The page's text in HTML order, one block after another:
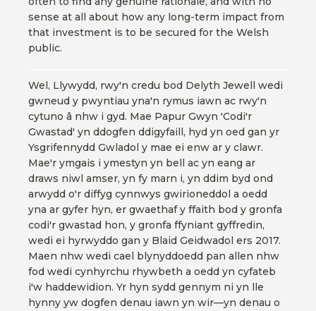
sense at all about how any long-term impact from
that investment is to be secured for the Welsh
public.
Wel, Llywydd, rwy'n credu bod Delyth Jewell wedi
gwneud y pwyntiau yna'n rymus iawn ac rwy'n
cytuno â nhw i gyd. Mae Papur Gwyn 'Codi'r
Gwastad' yn ddogfen ddigyfaill, hyd yn oed gan yr
Ysgrifennydd Gwladol y mae ei enw ar y clawr.
Mae'r ymgais i ymestyn yn bell ac yn eang ar
draws niwl amser, yn fy marn i, yn ddim byd ond
arwydd o'r diffyg cynnwys gwirioneddol a oedd
yna ar gyfer hyn, er gwaethaf y ffaith bod y gronfa
codi'r gwastad hon, y gronfa ffyniant gyffredin,
wedi ei hyrwyddo gan y Blaid Geidwadol ers 2017.
Maen nhw wedi cael blynyddoedd pan allen nhw
fod wedi cynhyrchu rhywbeth a oedd yn cyfateb
i'w haddewidion. Yr hyn sydd gennym ni yn lle
hynny yw dogfen denau iawn yn wir—yn denau o